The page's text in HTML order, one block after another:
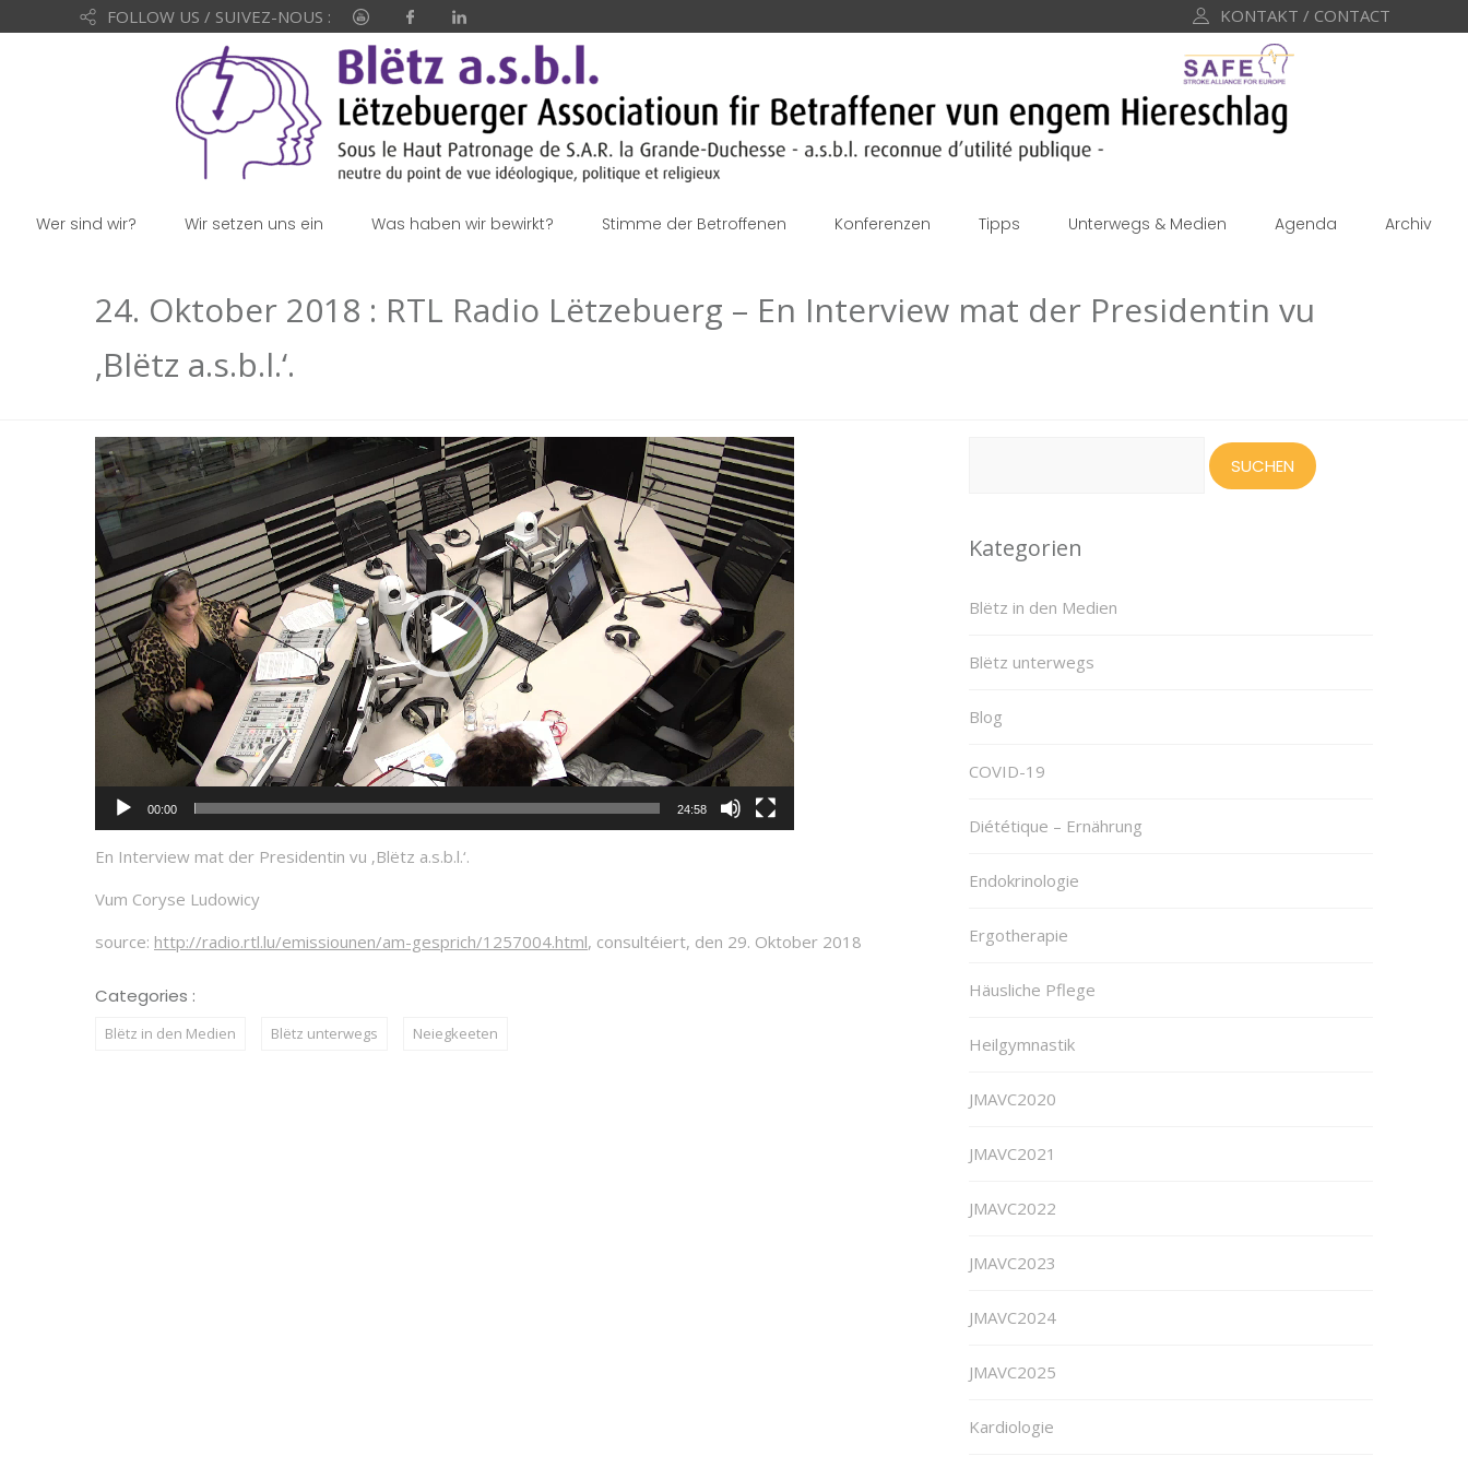
FOLLOW US / SUIVEZ-NOUS : KONTAKT / CONTACT
Wer sind wir? Wir setzen uns ein Was haben wir bewirkt? Stimme der Betroffenen Konferenzen Tipps Unterwegs & Medien Agenda Archiv
24. Oktober 2018 : RTL Radio Lëtzebuerg – En Interview mat der Presidentin vu
‚Blëtz a.s.b.l.‘.
Video-
Player
00:00 24:58
En Interview mat der Presidentin vu ‚Blëtz a.s.b.l.‘.
Vum Coryse Ludowicy
source: http://radio.rtl.lu/emissiounen/am-gesprich/1257004.html, consultéiert, den 29. Oktober 2018
Categories :
Blëtz in den Medien Blëtz unterwegs Neiegkeeten
Kategorien
Blëtz in den Medien
Blëtz unterwegs
Blog
COVID-19
Diététique – Ernährung
Endokrinologie
Ergotherapie
Häusliche Pflege
Heilgymnastik
JMAVC2020
JMAVC2021
JMAVC2022
JMAVC2023
JMAVC2024
JMAVC2025
Kardiologie